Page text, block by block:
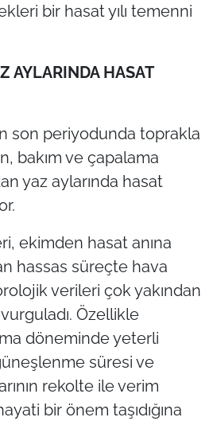
bir hasat yılı temenni
AYLARINDA HASAT
son periyodunda toprakla
bakım ve çapalama
yaz aylarında hasat
ekimden hasat anına
hassas süreçte hava
verileri çok yakından
Özellikle
döneminde yeterli
süresi ve
rekolte ile verim
bir önem taşıdığına